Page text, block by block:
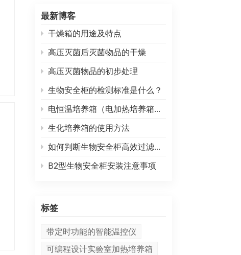
最新博客
干燥箱的用途及特点
高压灭菌后灭菌物品的干燥
高压灭菌物品的初步处理
生物安全柜的检测标准是什么？
电恒温培养箱（电加热培养箱）常见故障
生化培养箱的使用方法
如何判断生物安全柜高效过滤器需要更换
B2型生物安全柜安装注意事项
标签
带定时功能的智能温控仪
可编程设计实验室加热培养箱